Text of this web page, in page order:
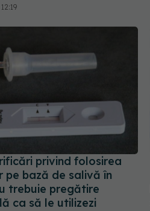
privind folosirea
pe bază de salivă în
trebuie pregătire
ca să le utilizezi